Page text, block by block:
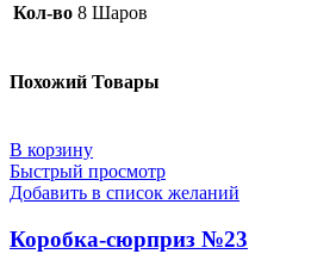
Кол-во 8 Шаров
Похожий Товары
В корзину
Быстрый просмотр
Добавить в список желаний
Коробка-сюрприз №23